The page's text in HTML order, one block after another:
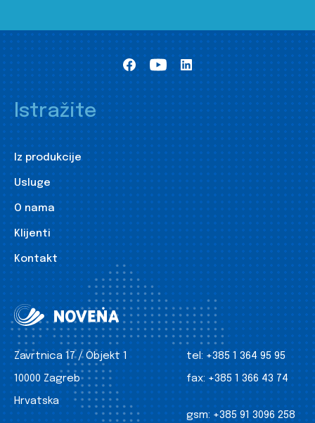
Istražite
Iz produkcije
Usluge
O nama
Klijenti
Kontakt
Zavrtnica 17 / Objekt 1
10000 Zagreb
Hrvatska
tel: +385 1 364 95 95
fax: +385 1 366 43 74
gsm: +385 91 3096 258